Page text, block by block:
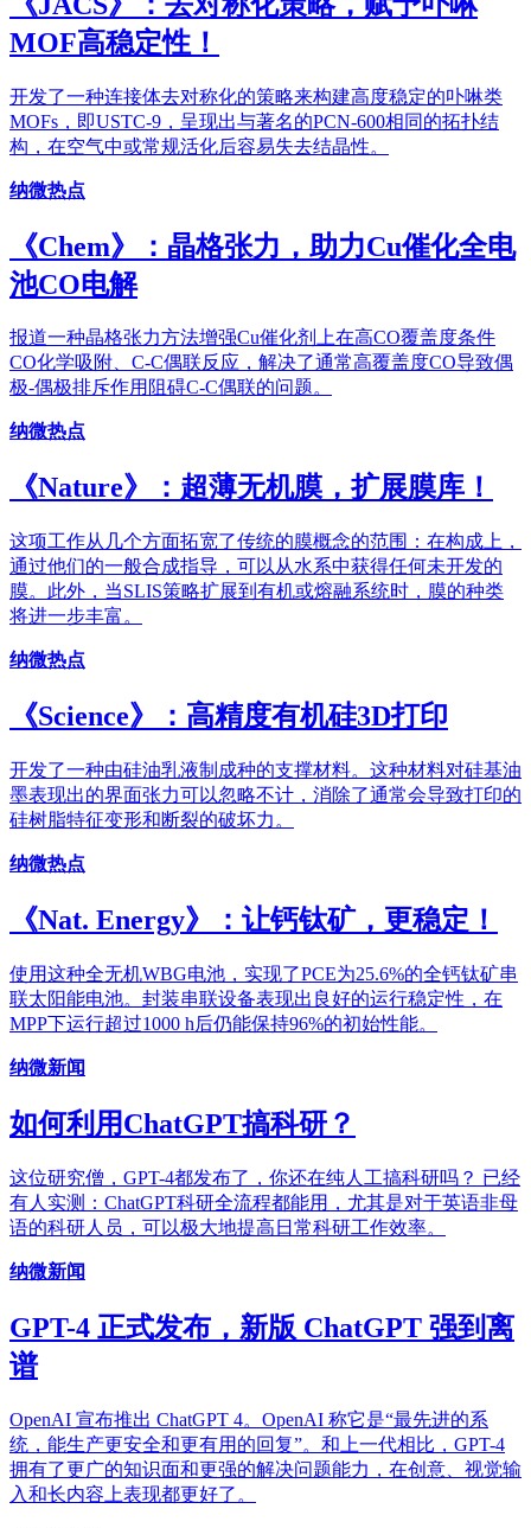
MOF高稳定性！
开发了一种连接体去对称化的策略来构建高度稳定的卟啉类
MOFs，即USTC-9，呈现出与著名的PCN-600相同的拓扑结
构，在空气中或常规活化后容易失去结晶性。
纳微热点
《Chem》：晶格张力，助力Cu催化全电
池CO电解
报道一种晶格张力方法增强Cu催化剂上在高CO覆盖度条件
CO化学吸附、C-C偶联反应，解决了通常高覆盖度CO导致偶
极-偶极排斥作用阻碍C-C偶联的问题。
纳微热点
《Nature》：超薄无机膜，扩展膜库！
这项工作从几个方面拓宽了传统的膜概念的范围：在构成上，
通过他们的一般合成指导，可以从水系中获得任何未开发的
膜。此外，当SLIS策略扩展到有机或熔融系统时，膜的种类
将进一步丰富。
纳微热点
《Science》：高精度有机硅3D打印
开发了一种由硅油乳液制成种的支撑材料。这种材料对硅基油
墨表现出的界面张力可以忽略不计，消除了通常会导致打印的
硅树脂特征变形和断裂的破坏力。
纳微热点
《Nat. Energy》：让钙钛矿，更稳定！
使用这种全无机WBG电池，实现了PCE为25.6%的全钙钛矿串
联太阳能电池。封装串联设备表现出良好的运行稳定性，在
MPP下运行超过1000 h后仍能保持96%的初始性能。
纳微新闻
如何利用ChatGPT搞科研？
这位研究僧，GPT-4都发布了，你还在纯人工搞科研吗？ 已经
有人实测：ChatGPT科研全流程都能用，尤其是对于英语非母
语的科研人员，可以极大地提高日常科研工作效率。
纳微新闻
GPT-4 正式发布，新版 ChatGPT 强到离
谱
OpenAI 宣布推出 ChatGPT 4。OpenAI 称它是“最先进的系
统，能生产更安全和更有用的回复”。和上一代相比，GPT-4
拥有了更广的知识面和更强的解决问题能力，在创意、视觉输
入和长内容上表现都更好了。